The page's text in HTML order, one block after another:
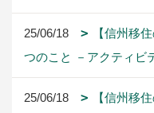
25/06/18
【信州移
つのこと －アクティビ
25/06/18
【信州移